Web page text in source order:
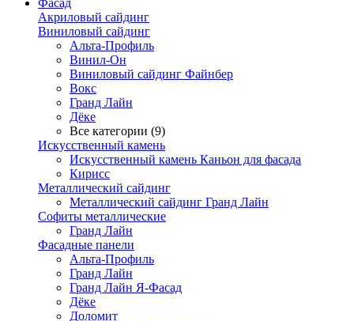
Фасад
Акриловый сайдинг
Виниловый сайдинг
Альта-Профиль
Винил-Он
Виниловый сайдинг Файнбер
Вокс
Гранд Лайн
Дёке
Все категории (9)
Искусственный камень
Искусственный камень Каньон для фасада
Кирисс
Металлический сайдинг
Металлический сайдинг Гранд Лайн
Софиты металлические
Гранд Лайн
Фасадные панели
Альта-Профиль
Гранд Лайн
Гранд Лайн Я-Фасад
Дёке
Доломит